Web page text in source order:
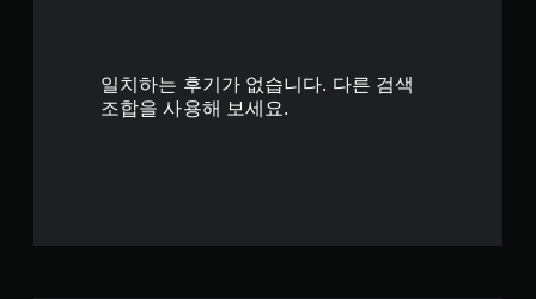
일치하는 후기가 없습니다. 다른 검색
조합을 사용해 보세요.